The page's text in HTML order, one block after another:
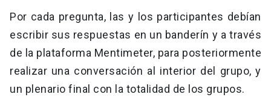
Por cada pregunta, las y los participantes debían
escribir sus respuestas en un banderín y a través
de la plataforma Mentimeter, para posteriormente
realizar una conversación al interior del grupo, y
un plenario final con la totalidad de los grupos.